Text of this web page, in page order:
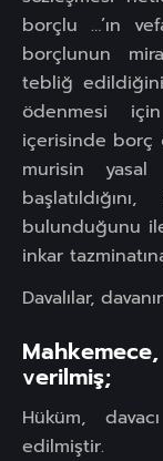
borçlu …’ın
borçlunun
tebliğ
ödenmesi
içerisinde borç
murisin yasal
bulunduğunu
inkar
Davalılar,
verilmiş;
Hüküm,
edilmiştir.